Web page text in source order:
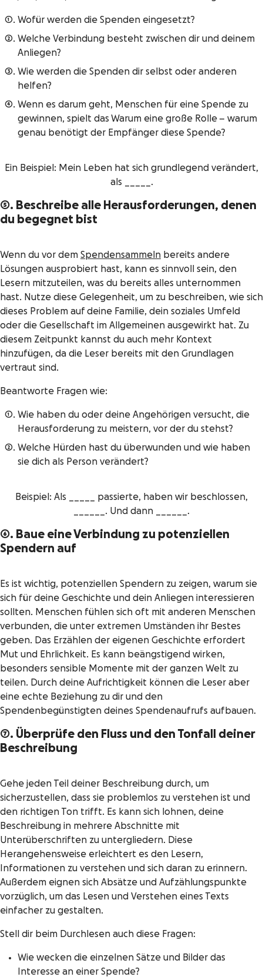
Wofür werden die Spenden eingesetzt?
Welche Verbindung besteht zwischen dir und deinem
Anliegen?
Wie werden die Spenden dir selbst oder anderen
helfen?
Wenn es darum geht, Menschen für eine Spende zu
gewinnen, spielt das Warum eine große Rolle – warum
genau benötigt der Empfänger diese Spende?
Ein Beispiel: Mein Leben hat sich grundlegend verändert,
als _____.
5. Beschreibe alle Herausforderungen, denen
du begegnet bist
Wenn du vor dem Spendensammeln bereits andere
Lösungen ausprobiert hast, kann es sinnvoll sein, den
Lesern mitzuteilen, was du bereits alles unternommen
hast. Nutze diese Gelegenheit, um zu beschreiben, wie sich
dieses Problem auf deine Familie, dein soziales Umfeld
oder die Gesellschaft im Allgemeinen ausgewirkt hat. Zu
diesem Zeitpunkt kannst du auch mehr Kontext
hinzufügen, da die Leser bereits mit den Grundlagen
vertraut sind.
Beantworte Fragen wie:
Wie haben du oder deine Angehörigen versucht, die
Herausforderung zu meistern, vor der du stehst?
Welche Hürden hast du überwunden und wie haben
sie dich als Person verändert?
Beispiel: Als _____ passierte, haben wir beschlossen,
______. Und dann ______.
6. Baue eine Verbindung zu potenziellen
Spendern auf
Es ist wichtig, potenziellen Spendern zu zeigen, warum sie
sich für deine Geschichte und dein Anliegen interessieren
sollten. Menschen fühlen sich oft mit anderen Menschen
verbunden, die unter extremen Umständen ihr Bestes
geben. Das Erzählen der eigenen Geschichte erfordert
Mut und Ehrlichkeit. Es kann beängstigend wirken,
besonders sensible Momente mit der ganzen Welt zu
teilen. Durch deine Aufrichtigkeit können die Leser aber
eine echte Beziehung zu dir und den
Spendenbegünstigten deines Spendenaufrufs aufbauen.
7. Überprüfe den Fluss und den Tonfall deiner
Beschreibung
Gehe jeden Teil deiner Beschreibung durch, um
sicherzustellen, dass sie problemlos zu verstehen ist und
den richtigen Ton trifft. Es kann sich lohnen, deine
Beschreibung in mehrere Abschnitte mit
Unterüberschriften zu untergliedern. Diese
Herangehensweise erleichtert es den Lesern,
Informationen zu verstehen und sich daran zu erinnern.
Außerdem eignen sich Absätze und Aufzählungspunkte
vorzüglich, um das Lesen und Verstehen eines Texts
einfacher zu gestalten.
Stell dir beim Durchlesen auch diese Fragen:
Wie wecken die einzelnen Sätze und Bilder das
Interesse an einer Spende?